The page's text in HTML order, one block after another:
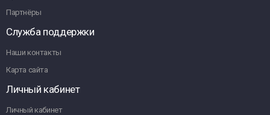
Партнёры
Служба поддержки
Наши контакты
Карта сайта
Личный кабинет
Личный кабинет